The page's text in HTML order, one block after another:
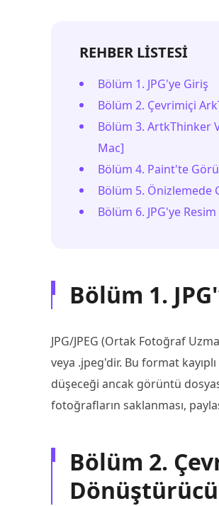
REHBER LİSTESİ
Bölüm 1. JPG'ye Giriş
Bölüm 2. Çevrimiçi
Bölüm 3. ArtkThinker
Mac]
Bölüm 4. Paint'te
Bölüm 5. Önizlemede
Bölüm 6. JPG'ye
Bölüm 1.
JPG/JPEG (Ortak Fotoğraf
veya .jpeg'dir. Bu format
düşeceği ancak görüntü
fotoğrafların saklanması,
Bölüm 2.